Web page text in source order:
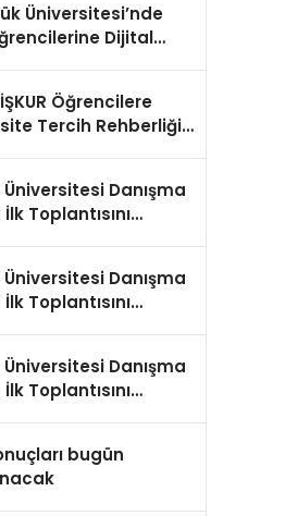
Üniversitesi’nde
Dijital
Öğrencilere
Tercih Rehberliği
Üniversitesi Danışma
Toplantısını
Üniversitesi Danışma
Toplantısını
Üniversitesi Danışma
Toplantısını
bugün